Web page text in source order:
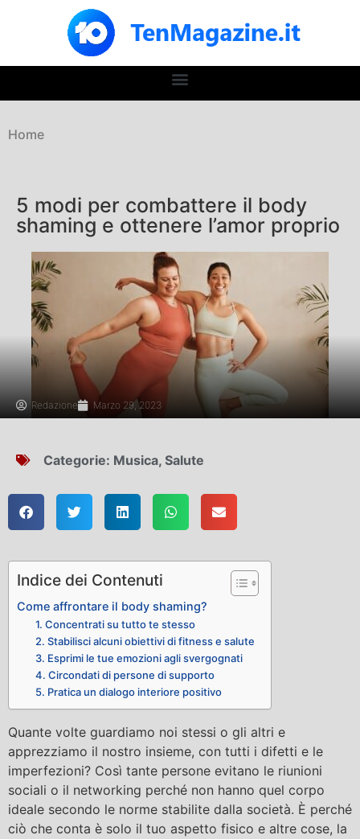
Home
5 modi per combattere il body
shaming e ottenere l’amor proprio
Redazione Marzo 29, 2023
Categorie: Musica, Salute
Indice dei Contenuti
Come affrontare il body shaming?
1. Concentrati su tutto te stesso
2. Stabilisci alcuni obiettivi di fitness e salute
3. Esprimi le tue emozioni agli svergognati
4. Circondati di persone di supporto
5. Pratica un dialogo interiore positivo
Quante volte guardiamo noi stessi o gli altri e
apprezziamo il nostro insieme, con tutti i difetti e le
imperfezioni? Così tante persone evitano le riunioni
sociali o il networking perché non hanno quel corpo
ideale secondo le norme stabilite dalla società. È perché
ciò che conta è solo il tuo aspetto fisico e altre cose, la